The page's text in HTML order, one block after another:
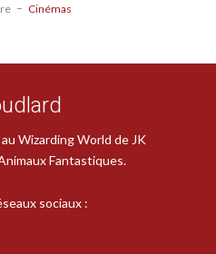
Cinémas
Wizarding World de JK
Fantastiques.
sociaux :